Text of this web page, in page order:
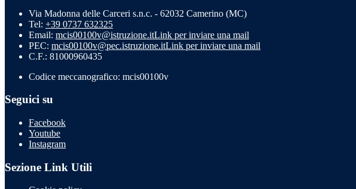
Via Madonna delle Carceri s.n.c. - 62032 Camerino (MC)
Tel: +39 0737 632325
Email: mcis00100v@istruzione.itLink per inviare una mail
PEC: mcis00100v@pec.istruzione.itLink per inviare una mail
C.F.: 81000960435
Codice meccanografico: mcis00100v
Seguici su
Facebook
Youtube
Instagram
Sezione Link Utili